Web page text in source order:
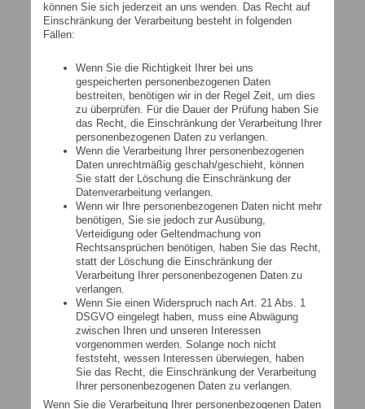
können Sie sich jederzeit an uns wenden. Das Recht auf
Einschränkung der Verarbeitung besteht in folgenden
Fällen:
Wenn Sie die Richtigkeit Ihrer bei uns
gespeicherten personenbezogenen Daten
bestreiten, benötigen wir in der Regel Zeit, um dies
zu überprüfen. Für die Dauer der Prüfung haben Sie
das Recht, die Einschränkung der Verarbeitung Ihrer
personenbezogenen Daten zu verlangen.
Wenn die Verarbeitung Ihrer personenbezogenen
Daten unrechtmäßig geschah/geschieht, können
Sie statt der Löschung die Einschränkung der
Datenverarbeitung verlangen.
Wenn wir Ihre personenbezogenen Daten nicht mehr
benötigen, Sie sie jedoch zur Ausübung,
Verteidigung oder Geltendmachung von
Rechtsansprüchen benötigen, haben Sie das Recht,
statt der Löschung die Einschränkung der
Verarbeitung Ihrer personenbezogenen Daten zu
verlangen.
Wenn Sie einen Widerspruch nach Art. 21 Abs. 1
DSGVO eingelegt haben, muss eine Abwägung
zwischen Ihren und unseren Interessen
vorgenommen werden. Solange noch nicht
feststeht, wessen Interessen überwiegen, haben
Sie das Recht, die Einschränkung der Verarbeitung
Ihrer personenbezogenen Daten zu verlangen.
Wenn Sie die Verarbeitung Ihrer personenbezogenen Daten